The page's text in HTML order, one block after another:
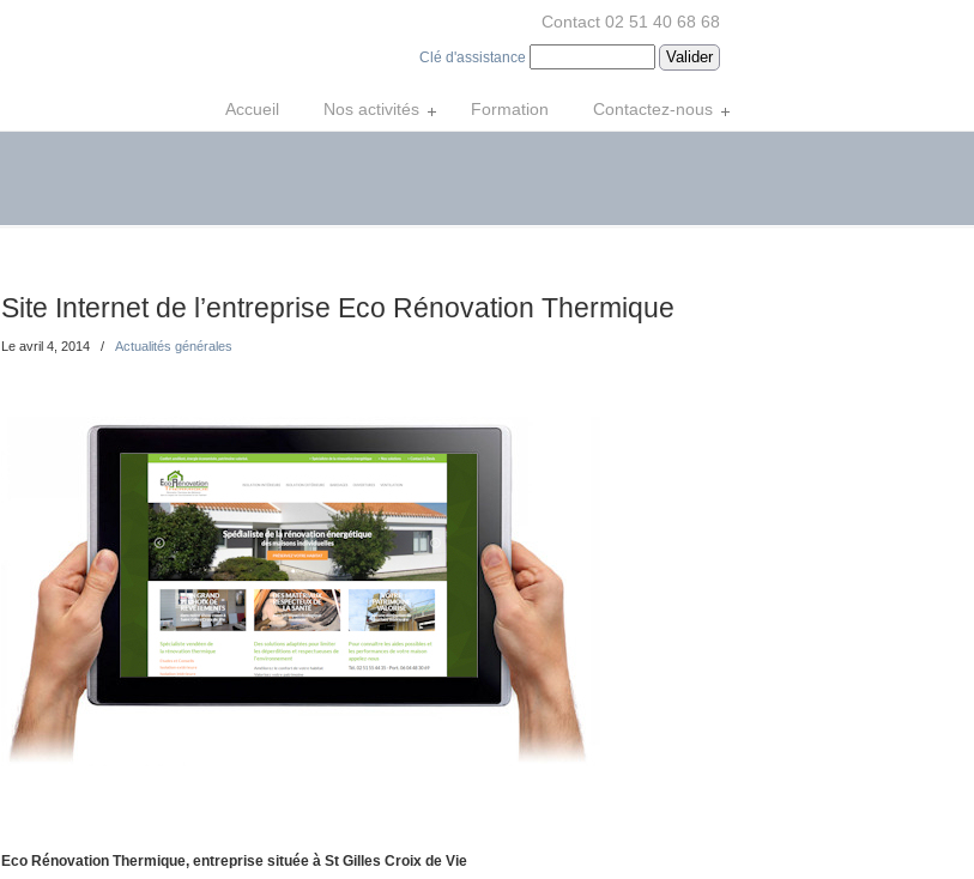
Contact 02 51 40 68 68
Clé d'assistance
Accueil Nos activités Formation Contactez-nous
Site Internet de l’entreprise Eco Rénovation Thermique
Le avril 4, 2014 / Actualités générales
Eco Rénovation Thermique, entreprise située à St Gilles Croix de Vie